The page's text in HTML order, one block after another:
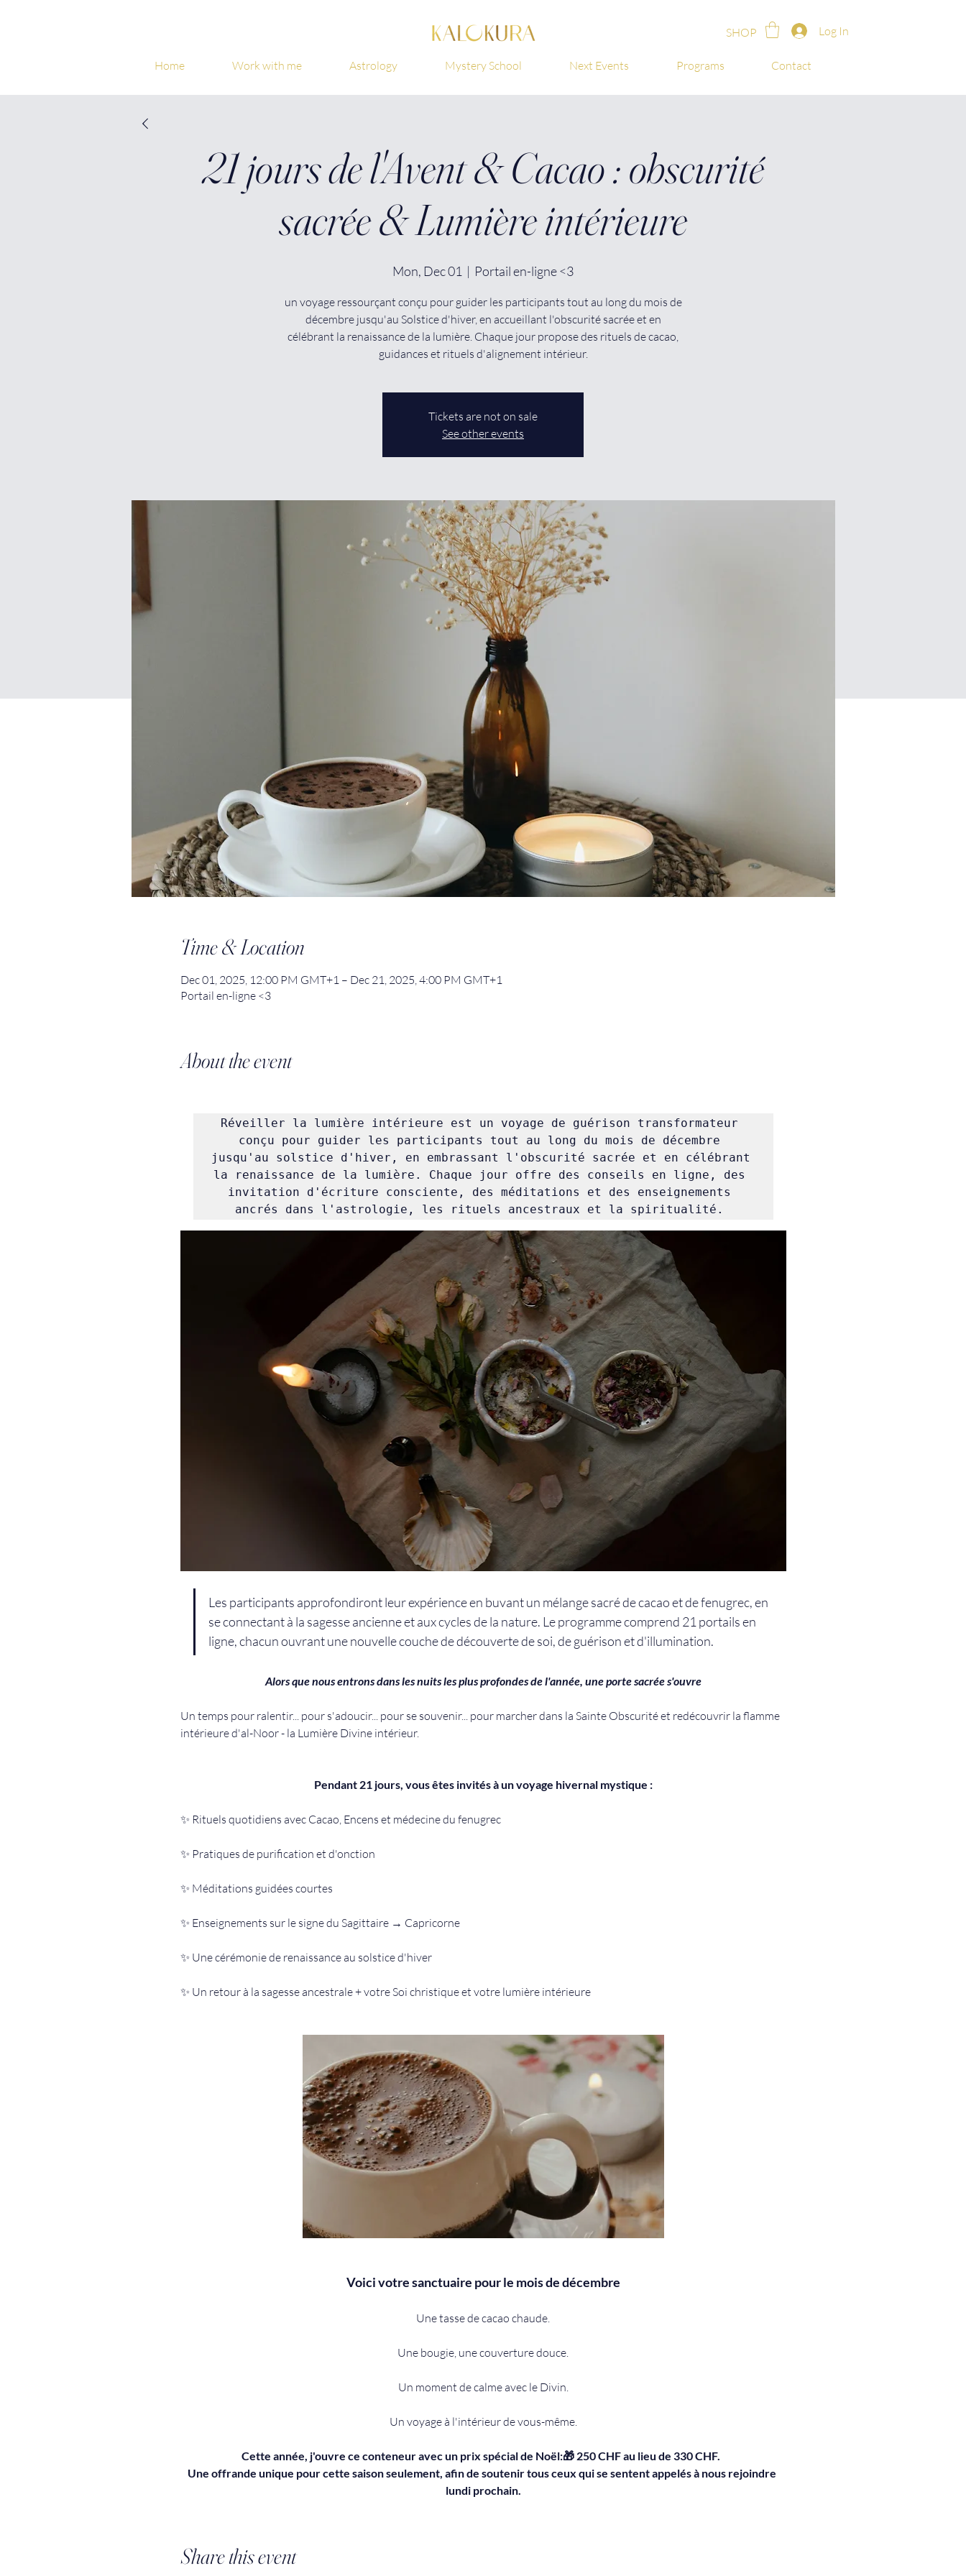
SHOP Log In
Home Work with me Astrology Mystery School Next Events Programs Contact
21 jours de l'Avent & Cacao : obscurité
sacrée & Lumière intérieure
Mon, Dec 01
  |
Portail en-ligne <3
un voyage ressourçant conçu pour guider les participants tout au long du mois de
décembre jusqu'au Solstice d'hiver, en accueillant l'obscurité sacrée et en
célébrant la renaissance de la lumière. Chaque jour propose des rituels de cacao,
guidances et rituels d'alignement intérieur.
Tickets are not on sale
See other events
Time & Location
Dec 01, 2025, 12:00 PM GMT+1 – Dec 21, 2025, 4:00 PM GMT+1
Portail en-ligne <3
About the event
Réveiller la lumière intérieure est un voyage de guérison transformateur
conçu pour guider les participants tout au long du mois de décembre
jusqu'au solstice d'hiver, en embrassant l'obscurité sacrée et en célébrant
la renaissance de la lumière. Chaque jour offre des conseils en ligne, des
invitation d'écriture consciente, des méditations et des enseignements
ancrés dans l'astrologie, les rituels ancestraux et la spiritualité.
Les participants approfondiront leur expérience en buvant un mélange sacré de cacao et de fenugrec, en
se connectant à la sagesse ancienne et aux cycles de la nature. Le programme comprend 21 portails en
ligne, chacun ouvrant une nouvelle couche de découverte de soi, de guérison et d'illumination.
Alors que nous entrons dans les nuits les plus profondes de l'année, une porte sacrée s'ouvre
Un temps pour ralentir... pour s'adoucir... pour se souvenir... pour marcher dans la Sainte Obscurité et redécouvrir la flamme
intérieure d'al-Noor - la Lumière Divine intérieur.
Pendant 21 jours, vous êtes invités à un voyage hivernal mystique :
✨ Rituels quotidiens avec Cacao, Encens et médecine du fenugrec
✨ Pratiques de purification et d'onction
✨ Méditations guidées courtes
✨ Enseignements sur le signe du Sagittaire → Capricorne
✨ Une cérémonie de renaissance au solstice d'hiver
✨ Un retour à la sagesse ancestrale + votre Soi christique et votre lumière intérieure
Voici votre sanctuaire pour le mois de décembre
Une tasse de cacao chaude.
Une bougie, une couverture douce.
Un moment de calme avec le Divin.
Un voyage à l'intérieur de vous-même.
Cette année, j'ouvre ce conteneur avec un prix spécial de Noël:🎁 250 CHF au lieu de 330 CHF.
Une offrande unique pour cette saison seulement, afin de soutenir tous ceux qui se sentent appelés à nous rejoindre
lundi prochain.
Share this event